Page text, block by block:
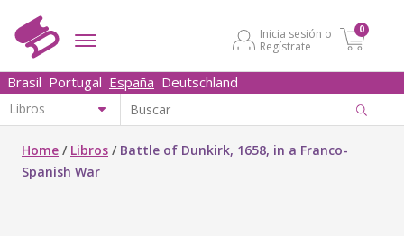
Inicia sesión o
Regístrate
0
Brasil Portugal España Deutschland
Home / Libros / Battle of Dunkirk, 1658, in a Franco-
Spanish War